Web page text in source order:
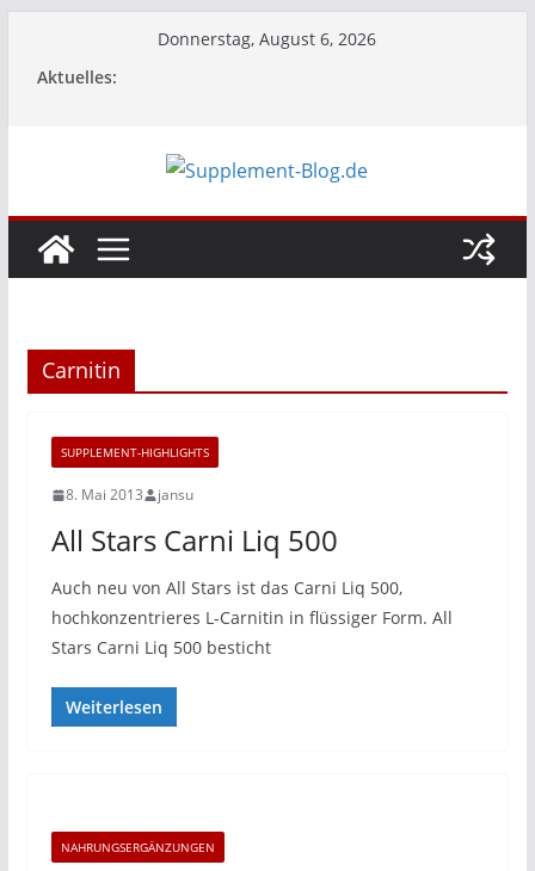
Donnerstag, August 6, 2026
Aktuelles:
Carnitin
SUPPLEMENT-HIGHLIGHTS
8. Mai 2013 jansu
All Stars Carni Liq 500
Auch neu von All Stars ist das Carni Liq 500,
hochkonzentrieres L-Carnitin in flüssiger Form. All
Stars Carni Liq 500 besticht
Weiterlesen
NAHRUNGSERGÄNZUNGEN